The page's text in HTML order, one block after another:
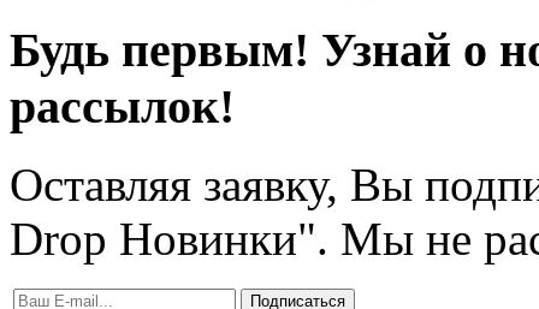
Будь первым! Узнай о
рассылок!
Оставляя заявку, Вы
Drop Новинки". Мы не
Подписаться